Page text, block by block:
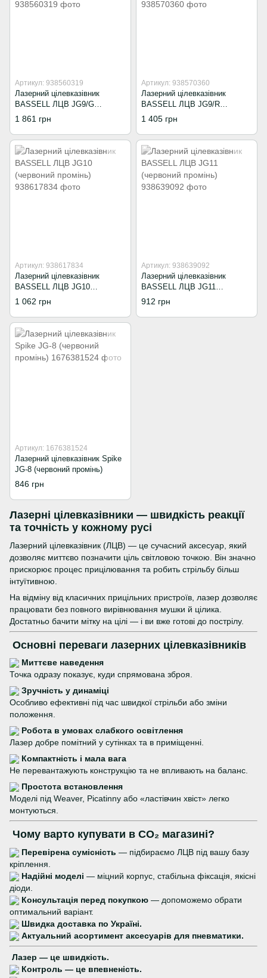
Артикул: 938560319
Лазерний цілевказівник
BASSELL ЛЦВ JG9/G
(зелений промінь)
1 861 грн
Артикул: 938570360
Лазерний цілевказівник
BASSELL ЛЦВ JG9/R
(червоний промінь)
1 405 грн
Артикул: 938617834
Лазерний цілевказівник
BASSELL ЛЦВ JG10
(червоний промінь)
1 062 грн
Артикул: 938639092
Лазерний цілевказівник
BASSELL ЛЦВ JG11
(червоний промінь)
912 грн
Артикул: 1676381524
Лазерний цілевказівник Spike
JG-8 (червоний промінь)
846 грн
Лазерні цілевказівники — швидкість реакції
та точність у кожному русі
Лазерний цілевказівник (ЛЦВ) — це сучасний аксесуар, який
дозволяє миттєво позначити ціль світловою точкою. Він значно
прискорює процес прицілювання та робить стрільбу більш
інтуїтивною.
На відміну від класичних прицільних пристроїв, лазер дозволяє
працювати без повного вирівнювання мушки й цілика.
Достатньо бачити мітку на цілі — і ви вже готові до пострілу.
Основні переваги лазерних цілевказівників
Миттєве наведення
Точка одразу показує, куди спрямована зброя.
Зручність у динаміці
Особливо ефективні під час швидкої стрільби або зміни
положення.
Робота в умовах слабкого освітлення
Лазер добре помітний у сутінках та в приміщенні.
Компактність і мала вага
Не перевантажують конструкцію та не впливають на баланс.
Простота встановлення
Моделі під Weaver, Picatinny або «ластівчин хвіст» легко
монтуються.
Чому варто купувати в CO₂ магазині?
Перевірена сумісність — підбираємо ЛЦВ під вашу базу
кріплення.
Надійні моделі — міцний корпус, стабільна фіксація, якісні
діоди.
Консультація перед покупкою — допоможемо обрати
оптимальний варіант.
Швидка доставка по Україні.
Актуальний асортимент аксесуарів для пневматики.
Лазер — це швидкість.
Контроль — це впевненість.